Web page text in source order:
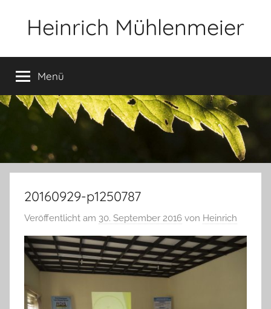
Heinrich Mühlenmeier
Glauben,
Umwelt,
Fotografie,
Menü
20160929-p1250787
Veröffentlicht am 30. September 2016 von Heinrich